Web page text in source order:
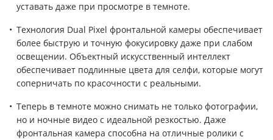
уставать даже при просмотре в темноте.
Технология Dual Pixel фронтальной камеры обеспечивает
более быструю и точную фокусировку даже при слабом
освещении. Объектный искусственный интеллект
обеспечивает подлинные цвета для селфи, которые могут
соперничать по красочности с реальными.
Теперь в темноте можно снимать не только фотографии,
но и ночные видео с идеальной резкостью. Даже
фронтальная камера способна на отличные ролики с